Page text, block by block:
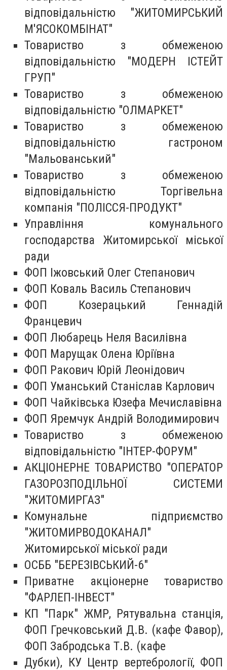
відповідальністю "ЖИТОМИРСЬКИЙ
М'ЯСОКОМБІНАТ"
Товариство з обмеженою
відповідальністю "МОДЕРН ІСТЕЙТ
ГРУП"
Товариство з обмеженою
відповідальністю "ОЛМАРКЕТ"
Товариство з обмеженою
відповідальністю гастроном
"Мальованський"
Товариство з обмеженою
відповідальністю Торгівельна
компанія "ПОЛІССЯ-ПРОДУКТ"
Управління комунального
господарства Житомирської міської
ради
ФОП Іжовський Олег Степанович
ФОП Коваль Василь Степанович
ФОП Козерацький Геннадій
Францевич
ФОП Любарець Неля Василівна
ФОП Марущак Олена Юріївна
ФОП Ракович Юрій Леонідович
ФОП Уманський Станіслав Карлович
ФОП Чайківська Юзефа Мечиславівна
ФОП Яремчук Андрій Володимирович
Товариство з обмеженою
відповідальністю "ІНТЕР-ФОРУМ"
АКЦІОНЕРНЕ ТОВАРИСТВО "ОПЕРАТОР
ГАЗОРОЗПОДІЛЬНОЇ СИСТЕМИ
"ЖИТОМИРГАЗ"
Комунальне підприємство
"ЖИТОМИРВОДОКАНАЛ"
Житомирської міської ради
ОСББ "БЕРЕЗІВСЬКИЙ-6"
Приватне акціонерне товариство
"ФАРЛЕП-ІНВЕСТ"
КП "Парк" ЖМР, Рятувальна станція,
ФОП Гречковський Д.В. (кафе Фавор),
ФОП Забродська Т.В. (кафе
Дубки), КУ Центр вертебрології, ФОП